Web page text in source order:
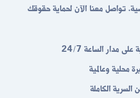
تواصل معنا الآن لحماية حقوقك
على مدار الساعة
محلية وعالمية
الكاملة